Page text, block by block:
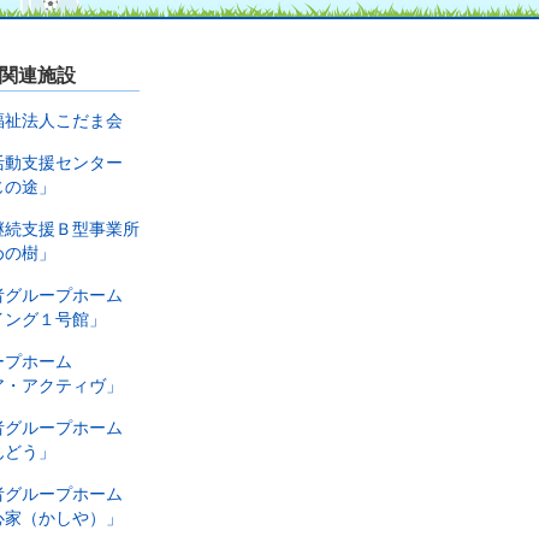
関連施設
祉法人こだま会
動支援センター
の途」
続支援Ｂ型事業所
の樹」
グループホーム
ング１号館」
プホーム
・アクティヴ」
グループホーム
どう」
グループホーム
家（かしや）」